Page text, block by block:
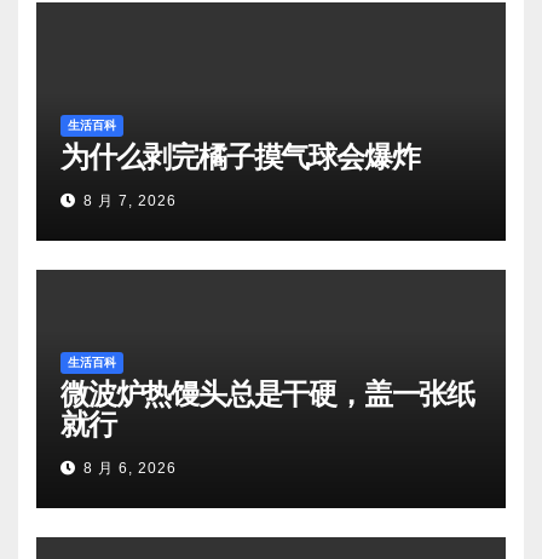
生活百科
为什么剥完橘子摸气球会爆炸
8 月 7, 2026
生活百科
微波炉热馒头总是干硬，盖一张纸
就行
8 月 6, 2026